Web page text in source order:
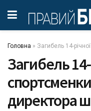
Головна » Загибель 14-
Загибель
директора